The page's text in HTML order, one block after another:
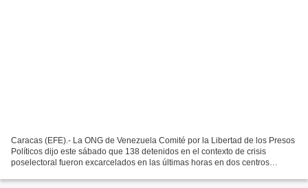
Caracas (EFE).- La ONG de Venezuela Comité por la Libertad de los Presos
Políticos dijo este sábado que 138 detenidos en el contexto de crisis
poselectoral fueron excarcelados en las últimas horas en dos centros